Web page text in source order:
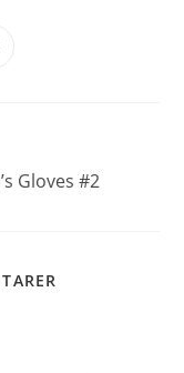
Gloves #2